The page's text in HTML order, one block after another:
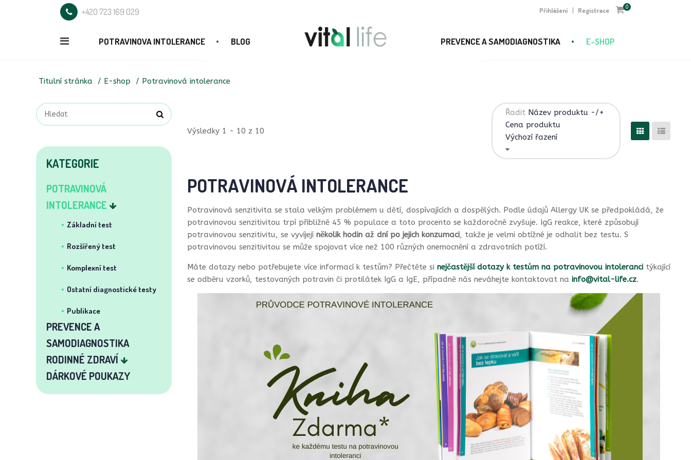
+420 723 169 029 Přihlášení | Registrace 0
POTRAVINOVA INTOLERANCE BLOG PREVENCE A SAMODIAGNOSTIKA E-SHOP
Titulní stránka E-shop Potravinová intolerance
KATEGORIE
POTRAVINOVÁ
INTOLERANCE
Základní test
Rozšířený test
Komplexní test
Ostatní diagnostické testy
Publikace
PREVENCE A
SAMODIAGNOSTIKA
RODINNÉ ZDRAVÍ
DÁRKOVÉ POUKAZY
Výsledky 1 - 10 z 10
Řadit Název produktu -/+
Cena produktu
Výchozí řazení
POTRAVINOVÁ INTOLERANCE
Potravinová senzitivita se stala velkým problémem u dětí, dospívajících a dospělých. Podle údajů Allergy UK se předpokládá, že
potravinovou senzitivitou trpí přibližně 45 % populace a toto procento se každoročně zvyšuje. IgG reakce, které způsobují
potravinovou senzitivitu, se vyvíjejí několik hodin až dní po jejich konzumaci, takže je velmi obtížné je odhalit bez testu. S
potravinovou senzitivitou se může spojovat více než 100 různých onemocnění a zdravotních potíží.
Máte dotazy nebo potřebujete více informací k testům? Přečtěte si nejčastější dotazy k testům na potravinovou intolerancitýkající
se odběru vzorků, testovaných potravin či protilátek IgG a IgE, případně nás neváhejte kontaktovat na info@vital-life.cz.